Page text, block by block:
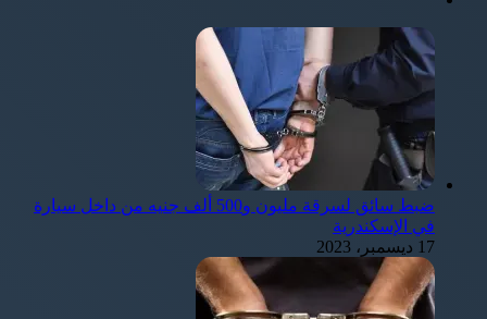
ضبط سائق لسرقة مليون و500 ألف جنيه من داخل سيارة
في الإسكندرية
17 ديسمبر، 2023